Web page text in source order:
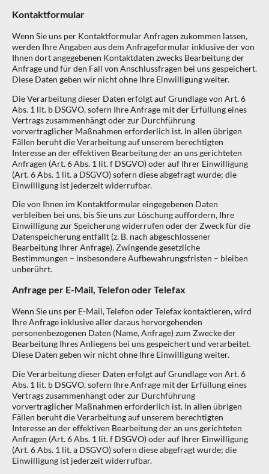
Kontaktformular
Wenn Sie uns per Kontaktformular Anfragen zukommen lassen,
werden Ihre Angaben aus dem Anfrageformular inklusive der von
Ihnen dort angegebenen Kontaktdaten zwecks Bearbeitung der
Anfrage und für den Fall von Anschlussfragen bei uns gespeichert.
Diese Daten geben wir nicht ohne Ihre Einwilligung weiter.
Die Verarbeitung dieser Daten erfolgt auf Grundlage von Art. 6
Abs. 1 lit. b DSGVO, sofern Ihre Anfrage mit der Erfüllung eines
Vertrags zusammenhängt oder zur Durchführung
vorvertraglicher Maßnahmen erforderlich ist. In allen übrigen
Fällen beruht die Verarbeitung auf unserem berechtigten
Interesse an der effektiven Bearbeitung der an uns gerichteten
Anfragen (Art. 6 Abs. 1 lit. f DSGVO) oder auf Ihrer Einwilligung
(Art. 6 Abs. 1 lit. a DSGVO) sofern diese abgefragt wurde; die
Einwilligung ist jederzeit widerrufbar.
Die von Ihnen im Kontaktformular eingegebenen Daten
verbleiben bei uns, bis Sie uns zur Löschung auffordern, Ihre
Einwilligung zur Speicherung widerrufen oder der Zweck für die
Datenspeicherung entfällt (z. B. nach abgeschlossener
Bearbeitung Ihrer Anfrage). Zwingende gesetzliche
Bestimmungen – insbesondere Aufbewahrungsfristen – bleiben
unberührt.
Anfrage per E-Mail, Telefon oder Telefax
Wenn Sie uns per E-Mail, Telefon oder Telefax kontaktieren, wird
Ihre Anfrage inklusive aller daraus hervorgehenden
personenbezogenen Daten (Name, Anfrage) zum Zwecke der
Bearbeitung Ihres Anliegens bei uns gespeichert und verarbeitet.
Diese Daten geben wir nicht ohne Ihre Einwilligung weiter.
Die Verarbeitung dieser Daten erfolgt auf Grundlage von Art. 6
Abs. 1 lit. b DSGVO, sofern Ihre Anfrage mit der Erfüllung eines
Vertrags zusammenhängt oder zur Durchführung
vorvertraglicher Maßnahmen erforderlich ist. In allen übrigen
Fällen beruht die Verarbeitung auf unserem berechtigten
Interesse an der effektiven Bearbeitung der an uns gerichteten
Anfragen (Art. 6 Abs. 1 lit. f DSGVO) oder auf Ihrer Einwilligung
(Art. 6 Abs. 1 lit. a DSGVO) sofern diese abgefragt wurde; die
Einwilligung ist jederzeit widerrufbar.